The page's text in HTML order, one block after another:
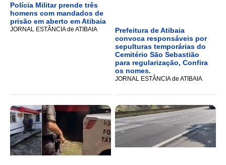
Polícia Militar prende três
homens com mandados de
prisão em aberto em Atibaia
JORNAL ESTÂNCIA de ATIBAIA
Prefeitura de Atibaia
convoca responsáveis por
sepulturas temporárias do
Cemitério São Sebastião
para regularização, Confira
os nomes.
JORNAL ESTÂNCIA de ATIBAIA